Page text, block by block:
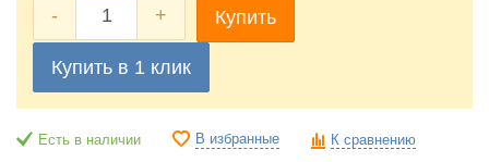
- + Купить
Купить в 1 клик
Есть в наличии В избранные К сравнению